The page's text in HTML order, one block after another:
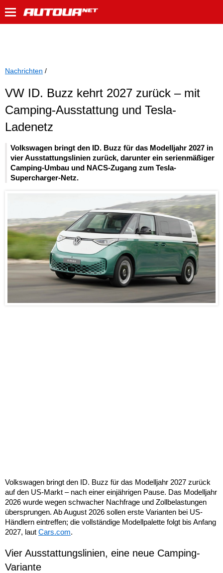
Nachrichten /
VW ID. Buzz kehrt 2027 zurück – mit
Camping-Ausstattung und Tesla-
Ladenetz
Volkswagen bringt den ID. Buzz für das Modelljahr 2027 in
vier Ausstattungslinien zurück, darunter ein serienmäßiger
Camping-Umbau und NACS-Zugang zum Tesla-
Supercharger-Netz.
Volkswagen bringt den ID. Buzz für das Modelljahr 2027 zurück
auf den US-Markt – nach einer einjährigen Pause. Das Modelljahr
2026 wurde wegen schwacher Nachfrage und Zollbelastungen
übersprungen. Ab August 2026 sollen erste Varianten bei US-
Händlern eintreffen; die vollständige Modellpalette folgt bis Anfang
2027, laut Cars.com.
Vier Ausstattungslinien, eine neue Camping-
Variante